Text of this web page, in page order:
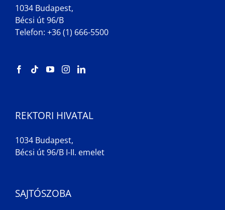
1034 Budapest,
Bécsi út 96/B
Telefon: +36 (1) 666-5500
REKTORI HIVATAL
1034 Budapest,
Bécsi út 96/B I-II. emelet
SAJTÓSZOBA